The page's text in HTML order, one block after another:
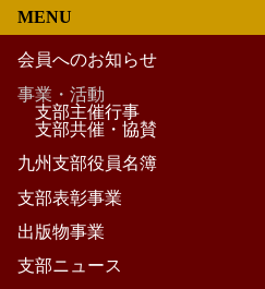
MENU
会員へのお知らせ
事業・活動
支部主催行事
支部共催・協賛
九州支部役員名簿
支部表彰事業
出版物事業
支部ニュース